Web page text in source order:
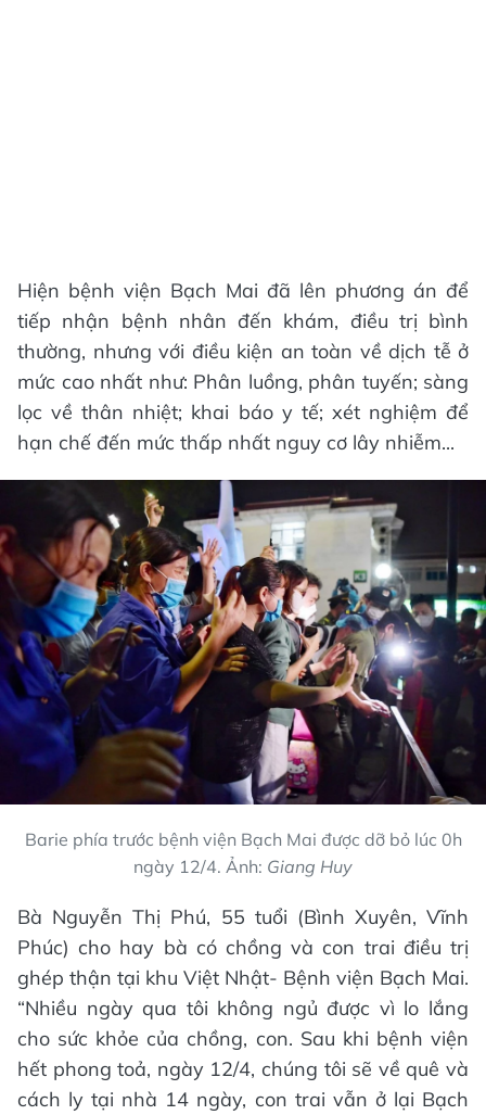
Hiện bệnh viện Bạch Mai đã lên phương án để
tiếp nhận bệnh nhân đến khám, điều trị bình
thường, nhưng với điều kiện an toàn về dịch tễ ở
mức cao nhất như: Phân luồng, phân tuyến; sàng
lọc về thân nhiệt; khai báo y tế; xét nghiệm để
hạn chế đến mức thấp nhất nguy cơ lây nhiễm...
Barie phía trước bệnh viện Bạch Mai được dỡ bỏ lúc 0h
ngày 12/4. Ảnh: Giang Huy
Bà Nguyễn Thị Phú, 55 tuổi (Bình Xuyên, Vĩnh
Phúc) cho hay bà có chồng và con trai điều trị
ghép thận tại khu Việt Nhật- Bệnh viện Bạch Mai.
“Nhiều ngày qua tôi không ngủ được vì lo lắng
cho sức khỏe của chồng, con. Sau khi bệnh viện
hết phong toả, ngày 12/4, chúng tôi sẽ về quê và
cách ly tại nhà 14 ngày, con trai vẫn ở lại Bạch